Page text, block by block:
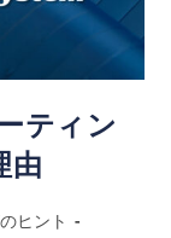
ティン
由
ヒント